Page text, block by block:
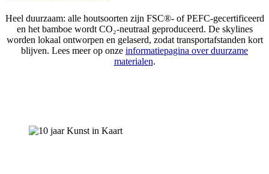
Heel duurzaam: alle houtsoorten zijn FSC®- of PEFC-gecertificeerd
en het bamboe wordt CO₂-neutraal geproduceerd. De skylines
worden lokaal ontworpen en gelaserd, zodat transportafstanden kort
blijven. Lees meer op onze informatiepagina over duurzame
materialen.